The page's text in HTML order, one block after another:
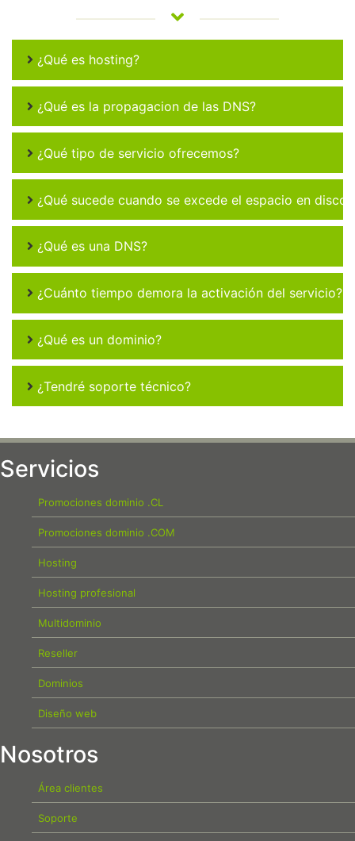
¿Qué es hosting?
¿Qué es la propagacion de las DNS?
¿Qué tipo de servicio ofrecemos?
¿Qué sucede cuando se excede el espacio en disco
¿Qué es una DNS?
¿Cuánto tiempo demora la activación del servicio?
¿Qué es un dominio?
¿Tendré soporte técnico?
Servicios
Promociones dominio .CL
Promociones dominio .COM
Hosting
Hosting profesional
Multidominio
Reseller
Dominios
Diseño web
Nosotros
Área clientes
Soporte